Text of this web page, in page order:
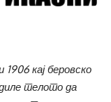
кај беровско
телото да